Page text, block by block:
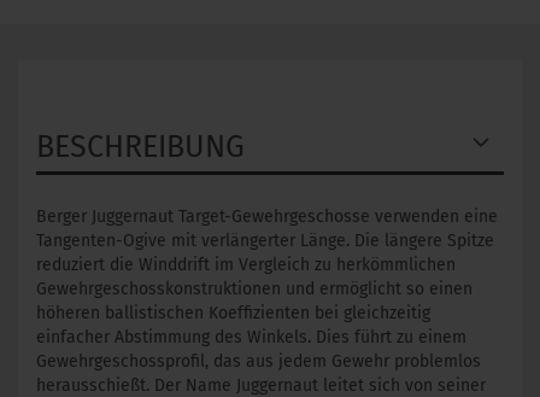
BESCHREIBUNG
Berger Juggernaut Target-Gewehrgeschosse verwenden eine
Tangenten-Ogive mit verlängerter Länge. Die längere Spitze
reduziert die Winddrift im Vergleich zu herkömmlichen
Gewehrgeschosskonstruktionen und ermöglicht so einen
höheren ballistischen Koeffizienten bei gleichzeitig
einfacher Abstimmung des Winkels. Dies führt zu einem
Gewehrgeschossprofil, das aus jedem Gewehr problemlos
herausschießt. Der Name Juggernaut leitet sich von seiner